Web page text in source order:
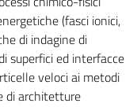
(fasci ionici,
di indagine di
superfici ed interfacce
veloci ai metodi
di architetture